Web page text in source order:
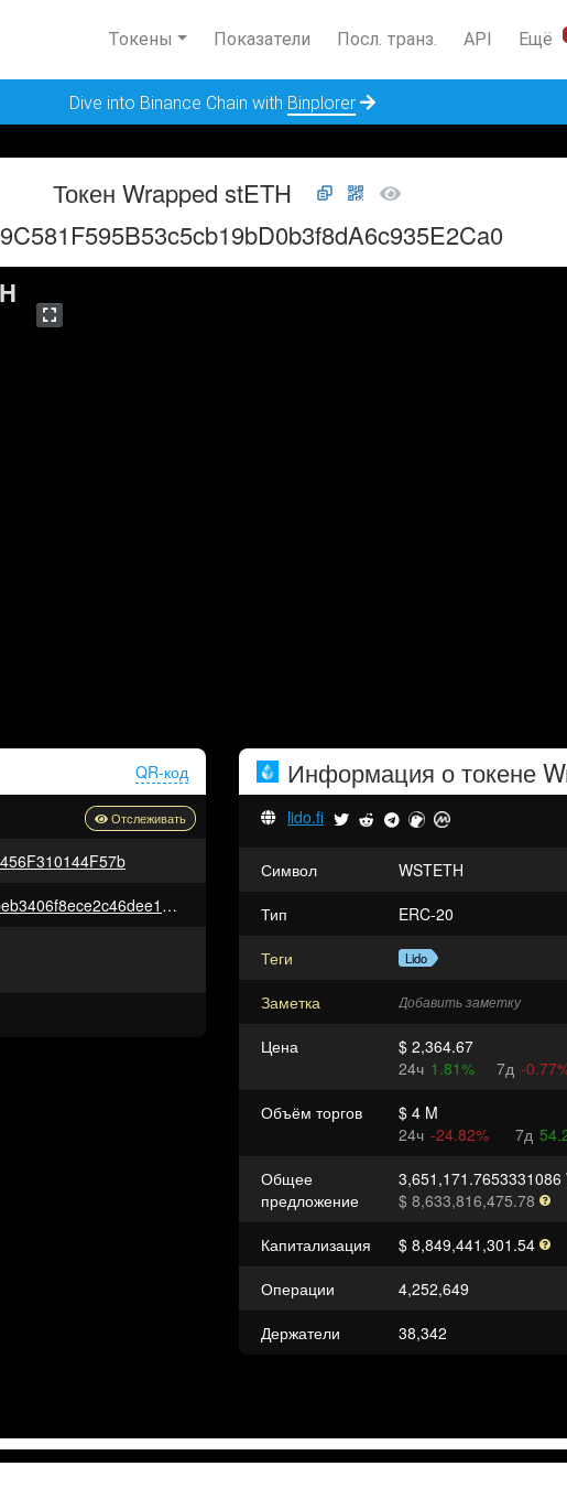
Токены Показатели Посл. транз. API Ещё
Dive into Binance Chain with Binplorer
Токен Wrapped stETH
QR-код
0xaf2c1a501d2b290ef1e84ddcfc7beb3406f8ece2c46dee14e212e8233654ff05
Информация о токене
lido.fi
Символ
WSTETH
Тип
ERC-20
Теги
Lido
Заметка Добавить заметку
Цена
$ 2,364.67
24ч 1.81% 7д -
Объём торгов
$ 4 M
24ч -24.82% 7д
Общее
предложение
3,651,171.7653331086
$ 8,633,816,475.78
Капитализация
$ 8,849,441,301.54
Операции
4,252,649
Держатели
38,342